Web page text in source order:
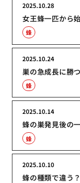
女王蜂一匹から
2025.10.28
蜂
巣の急成長に勝
2025.10.24
蜂
蜂の巣発見後の
2025.10.14
蜂
蜂の種類で違う
2025.10.10